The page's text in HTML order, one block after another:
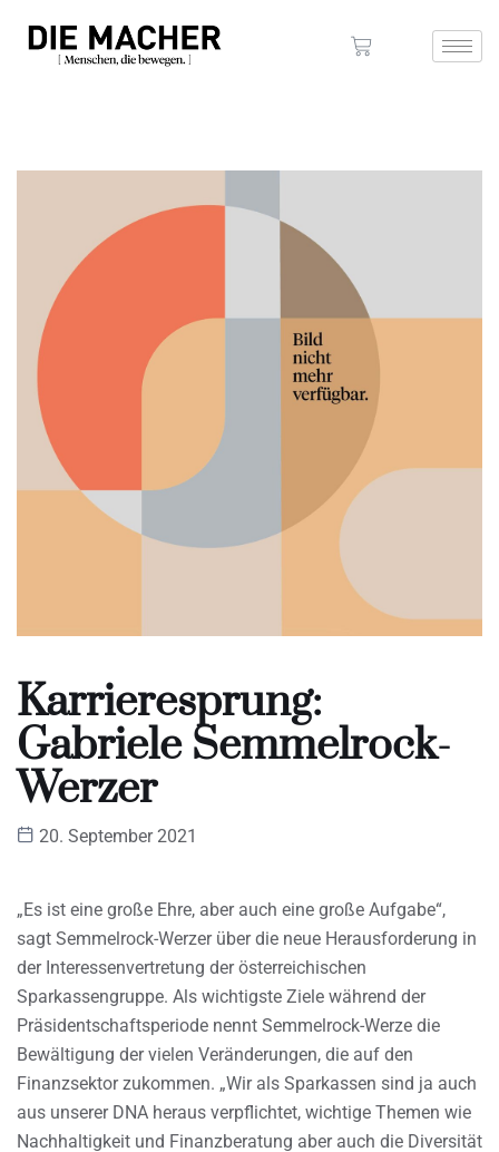
Karrieresprung:
Gabriele Semmelrock-
Werzer
20. September 2021
„Es ist eine große Ehre, aber auch eine große Aufgabe“,
sagt Semmelrock-Werzer über die neue Herausforderung in
der Interessenvertretung der österreichischen
Sparkassengruppe. Als wichtigste Ziele während der
Präsidentschaftsperiode nennt Semmelrock-Werze die
Bewältigung der vielen Veränderungen, die auf den
Finanzsektor zukommen. „Wir als Sparkassen sind ja auch
aus unserer DNA heraus verpflichtet, wichtige Themen wie
Nachhaltigkeit und Finanzberatung aber auch die Diversität